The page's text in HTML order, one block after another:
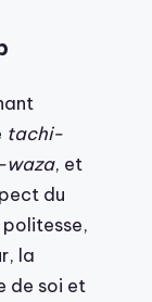
tachi-
waza, et
du
la
de soi et